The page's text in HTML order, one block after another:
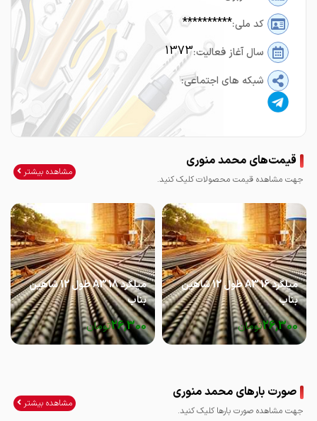
کد ملی:**********
سال آغاز فعالیت:1373
شبکه های اجتماعی:
قیمت‌های محمد منوری
جهت مشاهده قیمت محصولات کلیک کنید.
مشاهده بیشتر
میلگرد 16 A3 طول 12 شاهین
بناب
26,300تومان
میلگرد 18 A3 طول 12 شاهین
بناب
26,300تومان
صورت بارهای محمد منوری
جهت مشاهده صورت بارها کلیک کنید.
مشاهده بیشتر